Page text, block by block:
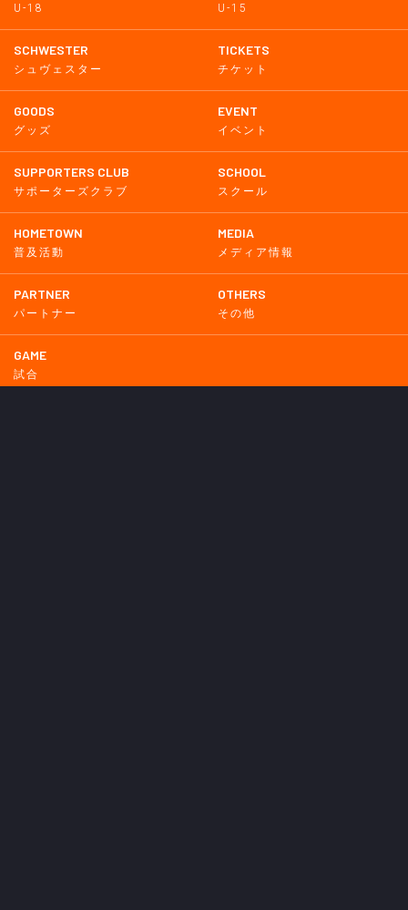
U-18 U-15
SCHWESTER
シュヴェスター
TICKETS
チケット
GOODS
グッズ
EVENT
イベント
SUPPORTERS CLUB
サポーターズクラブ
SCHOOL
スクール
HOMETOWN
普及活動
MEDIA
メディア情報
PARTNER
パートナー
OTHERS
その他
GAME
試合